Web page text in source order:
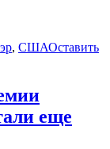
, СШАОставить
еще